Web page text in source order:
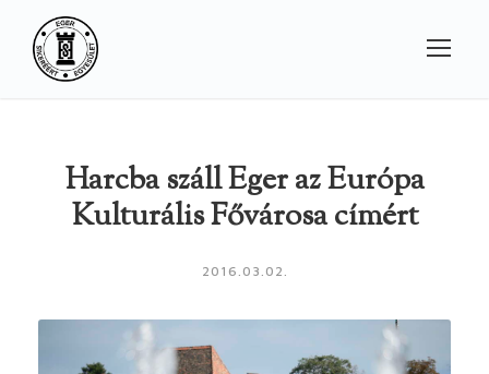
Harcba száll Eger az Európa
Kulturális Fővárosa címért
2016.03.02.